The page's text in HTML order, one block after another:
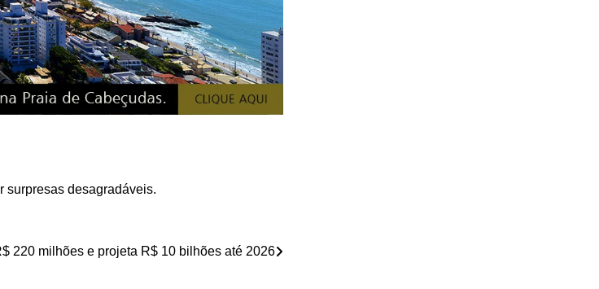
surpresas desagradáveis.
220 milhões e projeta R$ 10 bilhões até 2026